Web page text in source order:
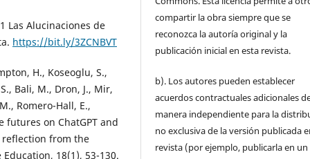
Las Alucinaciones de
https://bit.ly/3ZCNBVT
H., Koseoglu, S.,
Bali, M., Dron, J., Mir,
Romero-Hall, E.,
futures on ChatGPT and
from the
18(1), 53-130.
compartir la obra siempre que se
reconozca la autoría original y la
publicación inicial en esta revista.
b). Los autores pueden establecer
acuerdos contractuales adicionales
manera independiente para la
no exclusiva de la versión publicada
revista (por ejemplo, publicarla en un